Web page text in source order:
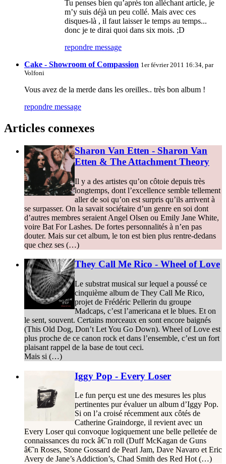
Tu penses bien qu’après ton alléchant article, je
m’y suis déjà un peu collé. Mais avec ces
disques-là , il faut laisser le temps au temps...
donc je te dirai quoi dans six mois. ;D
repondre message
Cake - Showroom of Compassion 1er février 2011 16:34, par
Volfoni
Vous avez de la merde dans les oreilles.. très bon album !
repondre message
Articles connexes
Sharon Van Etten - Sharon Van
Etten & The Attachment Theory
Il y a des artistes qu’on côtoie depuis très
longtemps, dont l’excellence semble tellement
aller de soi qu’on est surpris qu’ils arrivent à
se surpasser. On la savait sociétaire d’un genre en soi dont
d’autres membres seraient Angel Olsen ou Emily Jane White,
voire Bat For Lashes. De fortes personnalités à n’en pas
douter. Mais sur cet album, le ton est bien plus rentre-dedans
que chez ses (…)
They Call Me Rico - Wheel of Love
Le substrat musical sur lequel a poussé ce
cinquième album de They Call Me Rico,
projet de Frédéric Pellerin du groupe
Madcaps, c’est l’americana et le blues. Et on
le sent, souvent. Certains morceaux en sont encore baignés
(This Old Dog, Don’t Let You Go Down). Wheel of Love est
plus proche de ce canon rock et dans l’ensemble, c’est un fort
plaisant rappel de la base de tout ceci.
Mais si (…)
Iggy Pop - Every Loser
Le fun perçu est une des mesures les plus
pertinentes pur évaluer un album d’Iggy Pop.
Si on l’a croisé récemment aux côtés de
Catherine Graindorge, il revient avec un
Every Loser qui convoque logiquement une belle pelletée de
connaissances du rock â€˜n roll (Duff McKagan de Guns
â€˜n Roses, Stone Gossard de Pearl Jam, Dave Navaro et Eric
Avery de Jane’s Addiction’s, Chad Smith des Red Hot (…)